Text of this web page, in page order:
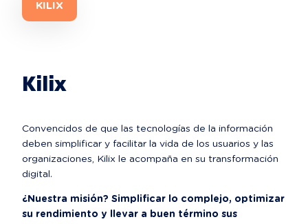
KILIX
Kilix
Convencidos de que las tecnologías de la información
deben simplificar y facilitar la vida de los usuarios y las
organizaciones, Kilix le acompaña en su transformación
digital.
¿Nuestra misión? Simplificar lo complejo, optimizar
su rendimiento y llevar a buen término sus